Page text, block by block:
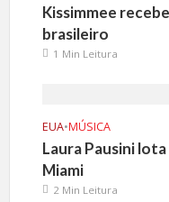
Kissimmee
brasileiro
1 Min Leitura
EUA•MÚSICA
Laura Pausini
Miami
2 Min Leitura